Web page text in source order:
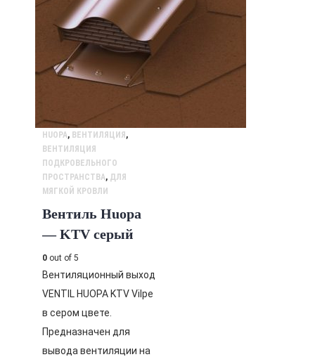
HUOPA, ВЕНТИЛЯЦИЯ ,
ВЕНТИЛЯЦИЯ
ПОДКРОВЕЛЬНОГО
ПРОСТРАНСТВА, ДЛЯ
МЯГКОЙ КРОВЛИ
Вентиль Huopa
— KTV серый
0 out of 5
Вентиляционный выход
VENTIL HUOPA KTV Vilpe
в сером цвете.
Предназначен для
вывода вентиляции на